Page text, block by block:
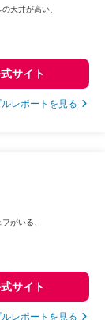
の天井が高い
サイト
レポートを見る
フがいる
サイト
レポートを見る